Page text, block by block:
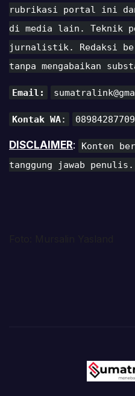
rubrikasi portal ini dan
di media lain. Teknik
jurnalistik. Redaksi
tanpa mengabaikan
Email:
Kontak WA: 08984287709
DISCLAIMER:
Konten
tanggung jawab penulis.